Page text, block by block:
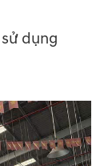
dụng